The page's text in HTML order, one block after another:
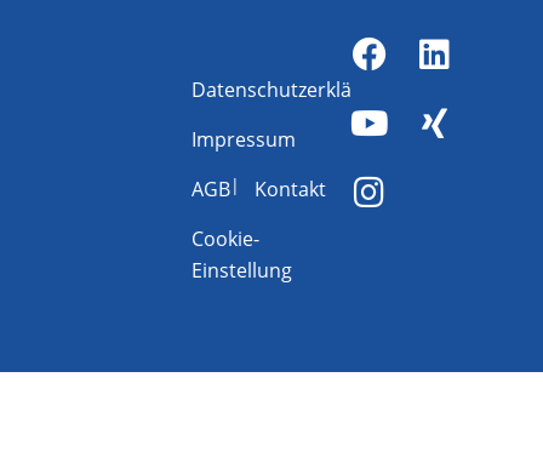
Datenschutzerklärung
Impressum
AGB
Kontakt
Cookie-
Einstellung